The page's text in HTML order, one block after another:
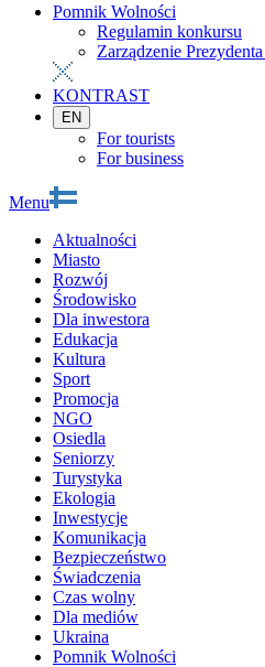
Pomnik Wolności
Regulamin konkursu
Zarządzenie
KONTRAST
EN
For tourists
For business
Menu
Aktualności
Miasto
Rozwój
Środowisko
Dla inwestora
Edukacja
Kultura
Sport
Promocja
NGO
Osiedla
Seniorzy
Turystyka
Ekologia
Inwestycje
Komunikacja
Bezpieczeństwo
Świadczenia
Czas wolny
Dla mediów
Ukraina
Pomnik Wolności